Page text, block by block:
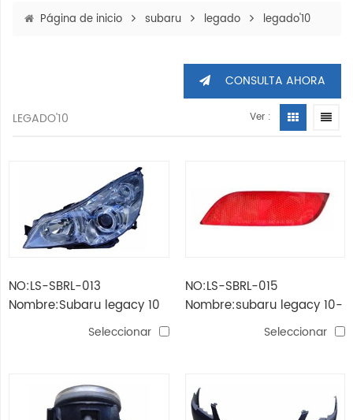
Página de inicio subaru legado legado'10
CONSULTA AHORA
LEGADO'10 Ver :
NO:LS-SBRL-013
Nombre:Subaru legacy 10
Seleccionar
NO:LS-SBRL-015
Nombre:subaru legacy 10-
luz de parachoques
Seleccionar